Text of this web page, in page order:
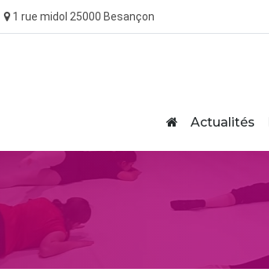
1 rue midol 25000 Besançon
Home
Actualités